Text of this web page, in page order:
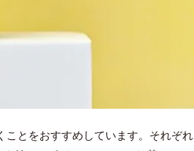
とをおすすめしています。それぞれ